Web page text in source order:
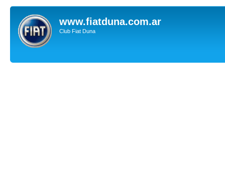
www.fiatduna.com.ar
Club Fiat Duna